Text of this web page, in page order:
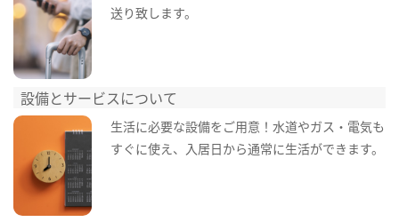
送り致します。
設備とサービスについて
生活に必要な設備をご用意！水道やガス・電気も
すぐに使え、入居日から通常に生活ができます。